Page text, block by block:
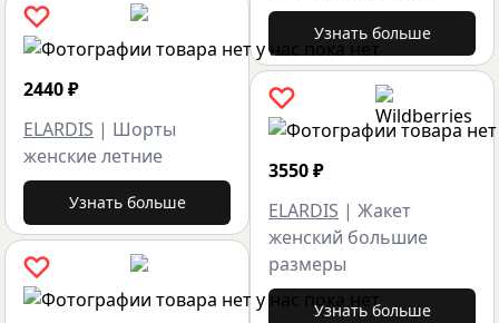
2440₽
ELARDIS | Шорты
женские летние
Узнать больше
Узнать больше
3550₽
ELARDIS | Жакет
женский большие
размеры
Узнать больше